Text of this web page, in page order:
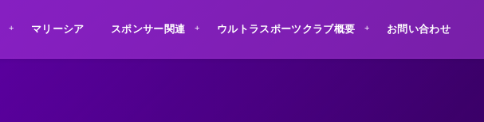
マリーシア スポンサー関連 ウルトラスポーツクラブ概要 お問い合わせ